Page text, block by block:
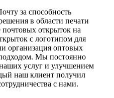
за способность
в области печати
почтовых открыток на
с логотипом для
организация оптовых
Мы постоянно
услуг и улучшением
наш клиент получил
с нами.